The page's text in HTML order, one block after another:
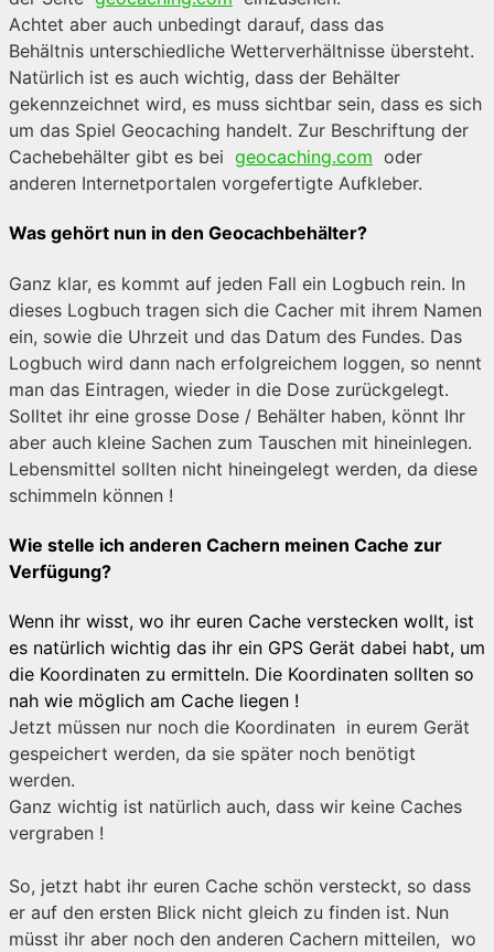
Achtet aber auch unbedingt darauf, dass das
Behältnis unterschiedliche Wetterverhältnisse übersteht.
Natürlich ist es auch wichtig, dass der Behälter
gekennzeichnet wird, es muss sichtbar sein, dass es sich
um das Spiel Geocaching handelt. Zur Beschriftung der
Cachebehälter gibt es bei geocaching.com oder
anderen Internetportalen vorgefertigte Aufkleber.
Was gehört nun in den Geocachbehälter?
Ganz klar, es kommt auf jeden Fall ein Logbuch rein. In
dieses Logbuch tragen sich die Cacher mit ihrem Namen
ein, sowie die Uhrzeit und das Datum des Fundes. Das
Logbuch wird dann nach erfolgreichem loggen, so nennt
man das Eintragen, wieder in die Dose zurückgelegt.
Solltet ihr eine grosse Dose / Behälter haben, könnt Ihr
aber auch kleine Sachen zum Tauschen mit hineinlegen.
Lebensmittel sollten nicht hineingelegt werden, da diese
schimmeln können !
Wie stelle ich anderen Cachern meinen Cache zur
Verfügung?
Wenn ihr wisst, wo ihr euren Cache verstecken wollt, ist
es natürlich wichtig das ihr ein GPS Gerät dabei habt, um
die Koordinaten zu ermitteln. Die Koordinaten sollten so
nah wie möglich am Cache liegen !
Jetzt müssen nur noch die Koordinaten in eurem Gerät
gespeichert werden, da sie später noch benötigt
werden.
Ganz wichtig ist natürlich auch, dass wir keine Caches
vergraben !
So, jetzt habt ihr euren Cache schön versteckt, so dass
er auf den ersten Blick nicht gleich zu finden ist. Nun
müsst ihr aber noch den anderen Cachern mitteilen, wo